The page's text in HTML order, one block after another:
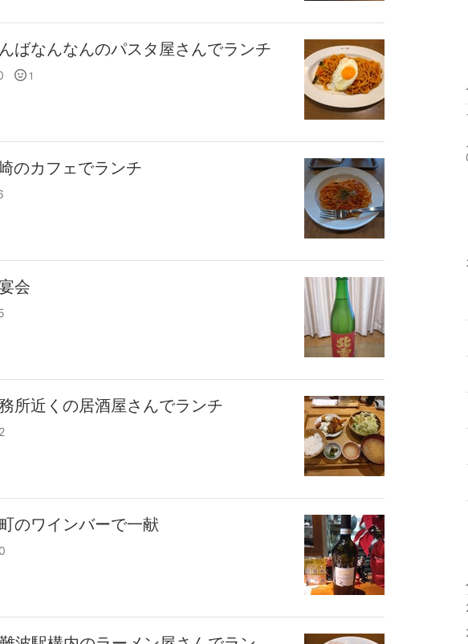
ばなんなんのパスタ屋さんでランチ
1
のカフェでランチ
会
所近くの居酒屋さんでランチ
のワインバーで一献